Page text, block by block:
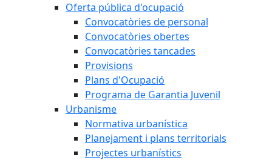
Oferta pública d'ocupació
Convocatòries de personal
Convocatòries obertes
Convocatòries tancades
Provisions
Plans d'Ocupació
Programa de Garantia Juvenil
Urbanisme
Normativa urbanística
Planejament i plans territorials
Projectes urbanístics